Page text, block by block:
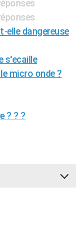
elle dangereuse
s'ecaille
micro onde ?
? ? ?